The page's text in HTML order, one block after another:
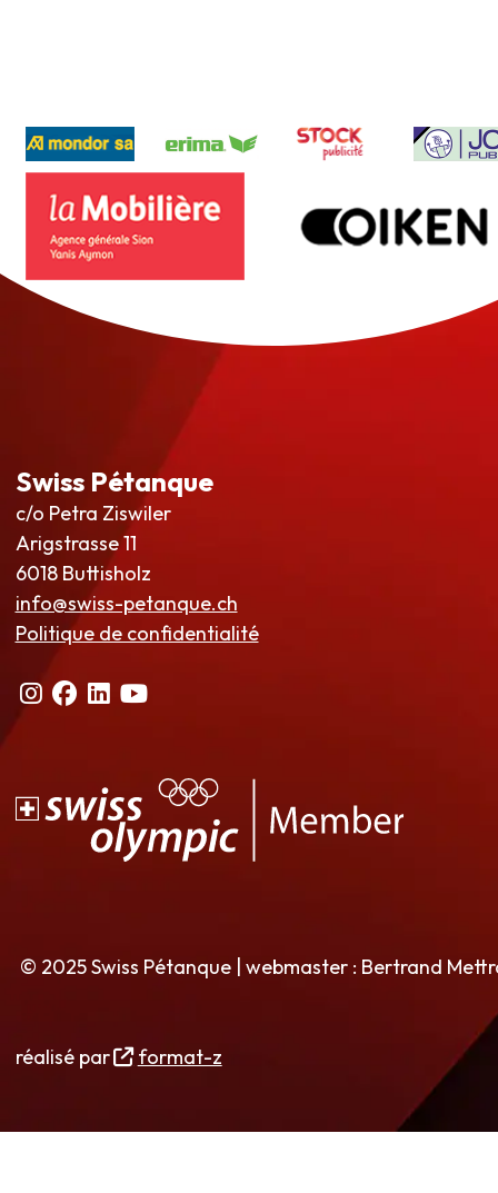
Swiss Pétanque
c/o Petra Ziswiler
Arigstrasse 11
6018 Buttisholz
info@swiss-petanque.ch
Politique de confidentialité
© 2025 Swiss Pétanque | webmaster : Bertrand
réalisé par format-z